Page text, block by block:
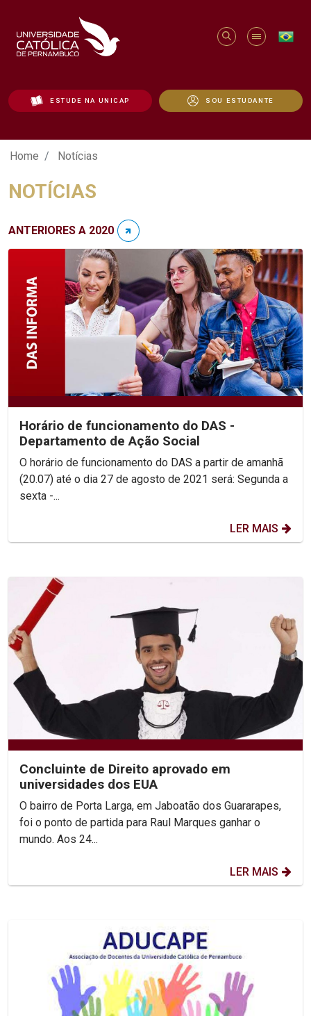
ESTUDE NA UNICAP SOU ESTUDANTE
Notícias - Unicap
Home Notícias
NOTÍCIAS
ANTERIORES A 2020
Horário de funcionamento do DAS -
Departamento de Ação Social
O horário de funcionamento do DAS a partir de amanhã
(20.07) até o dia 27 de agosto de 2021 será: Segunda a
sexta -...
LER MAIS
Concluinte de Direito aprovado em
universidades dos EUA
O bairro de Porta Larga, em Jaboatão dos Guararapes,
foi o ponto de partida para Raul Marques ganhar o
mundo. Aos 24...
LER MAIS